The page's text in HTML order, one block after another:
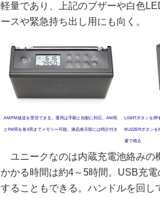
軽量であり、上記のブザーや白色
ースや緊急持ち出し用にも向く。
AM/FM放送を受信できる。選局は手動と自動に対応。AM局
とFM局を各3局までメモリー可能。液晶表示部には時計付き
LIGHTボタンを押
BUZZERボタンを
量で鳴る
ユニークなのは内蔵充電池絡みの
かかる時間は約4～5時間。USB充
することもできる。ハンドルを回